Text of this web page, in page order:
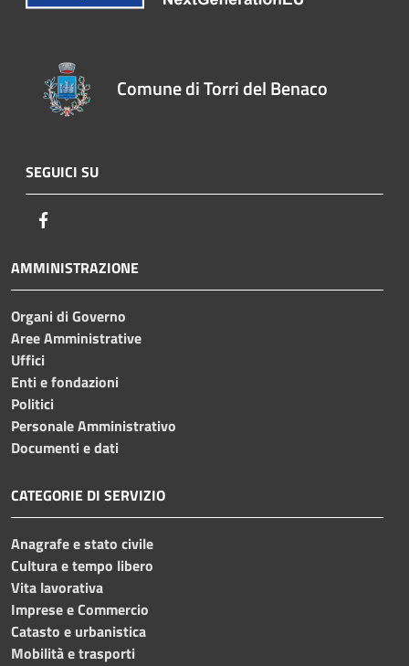
Comune di Torri del Benaco
SEGUICI SU
AMMINISTRAZIONE
Organi di Governo
Aree Amministrative
Uffici
Enti e fondazioni
Politici
Personale Amministrativo
Documenti e dati
CATEGORIE DI SERVIZIO
Anagrafe e stato civile
Cultura e tempo libero
Vita lavorativa
Imprese e Commercio
Catasto e urbanistica
Mobilità e trasporti